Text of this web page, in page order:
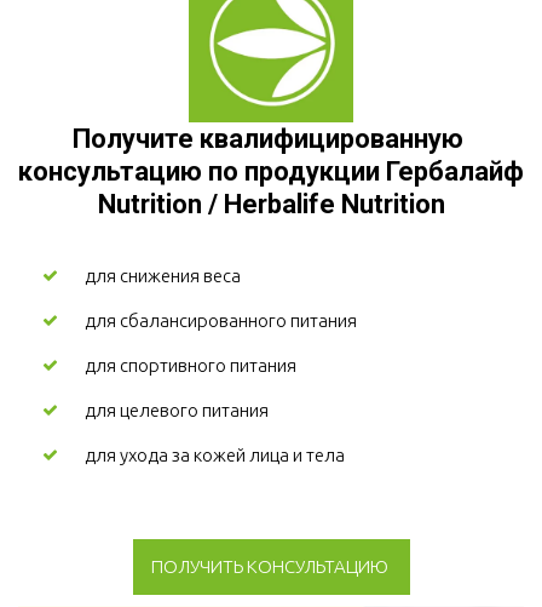
Получите квалифицированную
консультацию по продукции Гербалайф
Nutrition / Herbalife Nutrition
для снижения веса
для сбалансированного питания
для спортивного питания
для целевого питания
для ухода за кожей лица и тела
ПОЛУЧИТЬ КОНСУЛЬТАЦИЮ